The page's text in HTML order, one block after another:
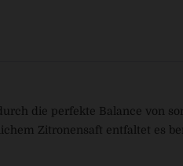
die perfekte Balance von
Zitronensaft entfaltet es